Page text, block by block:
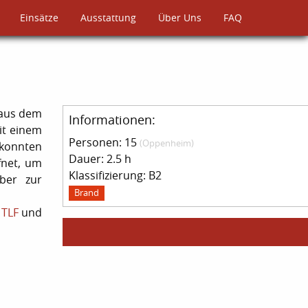
Einsätze Ausstattung Über Uns FAQ
dem
einem
um
zur
TLFund
Informationen:
Personen: 15 (Oppenheim)
Dauer: 2.5 h
Klassifizierung: B2
Brand